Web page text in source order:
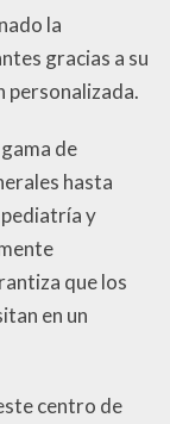
la
gracias a su
personalizada.
de
hasta
y
que los
en un
centro de